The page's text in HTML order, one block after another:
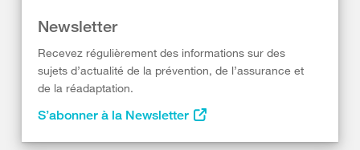
Newsletter
Recevez régulièrement des informations sur des
sujets d’actualité de la prévention, de l’assurance et
de la réadaptation.
S’abonner à la Newsletter